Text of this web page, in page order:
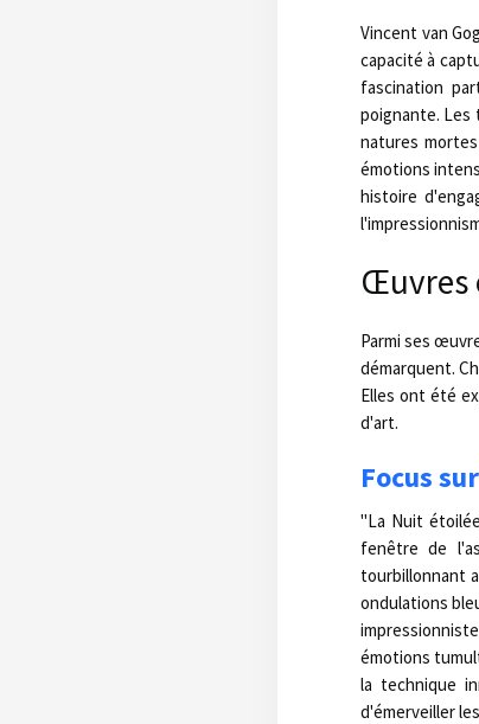
Vincent van
capacité à
fascination
poignante. Les
natures
émotions
histoire
Œuvres
Parmi ses
démarquent.
Elles ont été
d'art.
Focus
"La Nuit
fenêtre de
tourbillonnant
ondulations
émotions
la technique
d'émerveiller